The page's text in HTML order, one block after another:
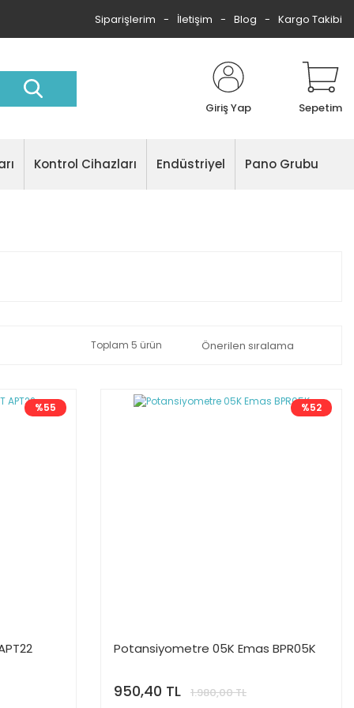
Siparişlerim İletişim Blog Kargo Takibi
Giriş Yap Sepetim
Kontrol Cihazları Endüstriyel Pano Grubu
Toplam 5 ürün
%55 %52
Potansiyometre 05K Emas BPR05K
950,40 TL 1.980,00 TL